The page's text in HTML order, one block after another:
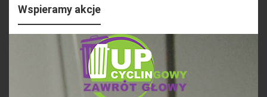
Wspieramy akcje